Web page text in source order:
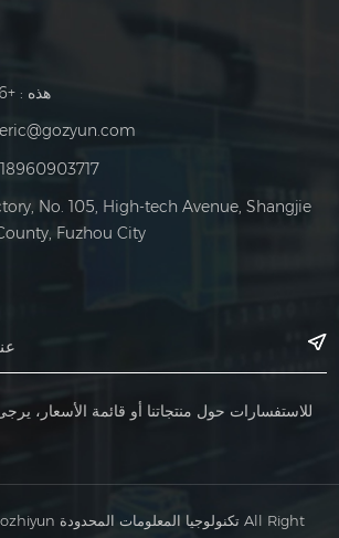
هذه :+86-18960903717
eric@gozyun.com
No. 105, High-tech Avenue, Shangjie
Fuzhou City
للاستفسارات حول منتجاتنا أو قائمة الأسعار،